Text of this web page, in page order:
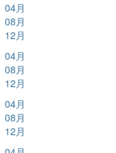
04月
08月
12月
04月
08月
12月
04月
08月
12月